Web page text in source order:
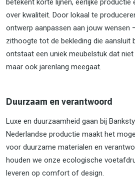
betekent korte lijnen, eerlijke productie
over kwaliteit. Door lokaal te
ontwerp aanpassen aan jouw wensen
zithoogte tot de bekleding die aansluit
ontstaat een uniek meubelstuk dat
maar ook jarenlang meegaat.
Duurzaam en verantwoord
Luxe en duurzaamheid gaan bij
Nederlandse productie maakt het
voor duurzame materialen en
houden we onze ecologische
leveren op comfort of design.